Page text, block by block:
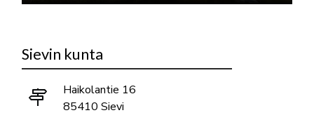
Sievin kunta
Haikolantie 16
85410 Sievi